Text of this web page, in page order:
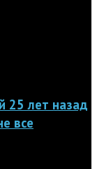
25 лет назад
все